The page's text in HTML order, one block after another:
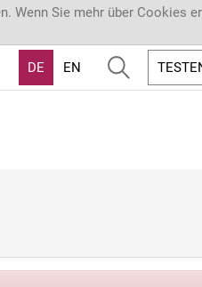
Wenn Sie mehr über Cookies
DE EN